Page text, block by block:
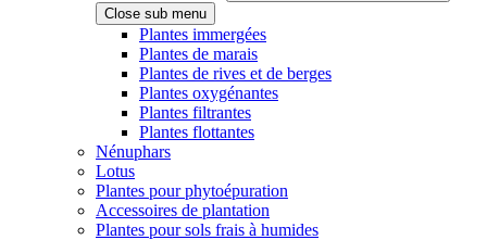
Close sub menu
Plantes immergées
Plantes de marais
Plantes de rives et de berges
Plantes oxygénantes
Plantes filtrantes
Plantes flottantes
Nénuphars
Lotus
Plantes pour phytoépuration
Accessoires de plantation
Plantes pour sols frais à humides